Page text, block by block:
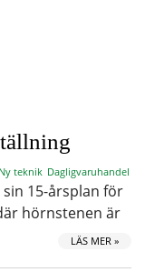
teknik Dagligvaruhandel
sin 15-årsplan för
hörnstenen är
LÄS MER »